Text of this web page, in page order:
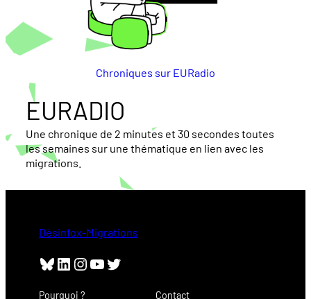
Chroniques sur EURadio
EURADIO
Une chronique de 2 minutes et 30 secondes toutes
les semaines sur une thématique en lien avec les
migrations.
Désinfox-Migrations
Bluesky LinkedIn Instagram YouTube Twitter
Pourquoi ? Contact